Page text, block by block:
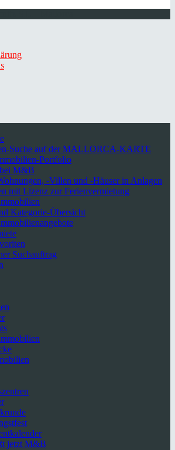
Suche auf der MALLORCA-KARTE
Portfolio
M&B
-Villen und -Häuser in Anlagen
mit Lizenz zur Ferienvermietung
Kategorie-Übersicht
Suchauftrag
jetzt M&B